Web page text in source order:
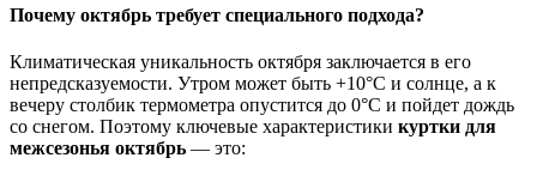
Почему октябрь требует специального подхода?
Климатическая уникальность октября заключается в его
непредсказуемости. Утром может быть +10°C и солнце, а к
вечеру столбик термометра опустится до 0°C и пойдет дождь
со снегом. Поэтому ключевые характеристики куртки для
межсезонья октябрь — это: